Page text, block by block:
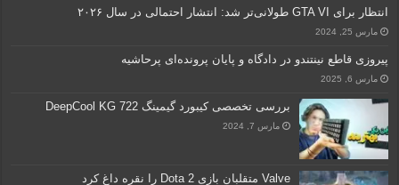
انتظار برای GTA VI طولانی‌تر شد: انتشار احتمالی در سال ۲۰۲۶
مارس 25, 2024
پیروزی قاطع نینتندو در دادگاه و پایان پرونده‌ای پرحاشیه
مارس 6, 2025
بررسی تخصصی کیبورد گیمینگ DeepCool KG 722
مارس 7, 2024
Valve متقلبان بازی Dota 2 را نقره داغ کرد